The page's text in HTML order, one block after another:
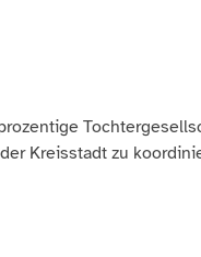
Kreisstadt zu